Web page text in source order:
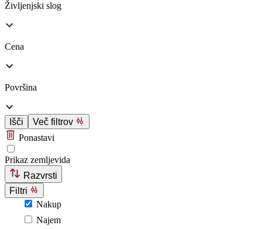
Življenjski slog
Cena
Površina
Išči
Več filtrov
Ponastavi
Prikaz zemljevida
Razvrsti
Filtri
Nakup
Najem